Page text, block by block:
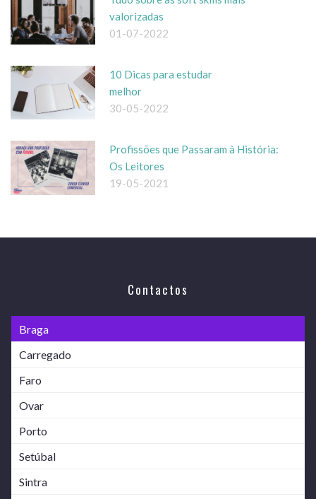
valorizadas
01-07-2022
10 Dicas para estudar
melhor
30-05-2022
Profissões que Passaram à História:
Os Leitores
19-05-2021
Contactos
Braga
Carregado
Faro
Ovar
Porto
Setúbal
Sintra